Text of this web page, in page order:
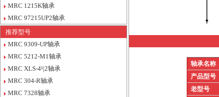
MRC 1215K轴承
MRC 97215UP2轴承
推荐型号
MRC 9309-UP轴承
MRC 5212-M1轴承
MRC XLS-4¹|2轴承
MRC 304-R轴承
MRC 7328轴承
轴承名称
产品型号
老型号